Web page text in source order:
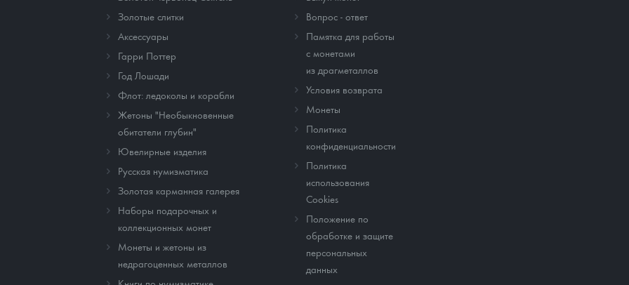
Золотые слитки
Аксессуары
Гарри Поттер
Год Лошади
Флот: ледоколы и корабли
Жетоны "Необыкновенные
обитатели глубин"
Ювелирные изделия
Русская нумизматика
Золотая карманная галерея
Наборы подарочных и
коллекционных монет
Монеты и жетоны из
недрагоценных металлов
Вопрос - ответ
Памятка для работы
с монетами
из драгметаллов
Условия возврата
Монеты
Политика
конфиденциальности
Политика
использования
Cookies
Положение по
обработке и защите
персональных
данных